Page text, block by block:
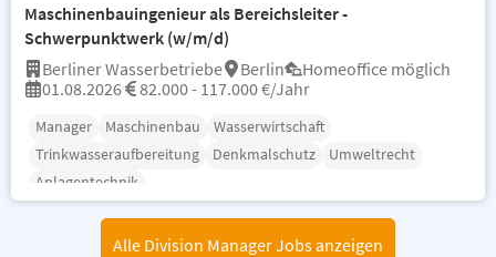
Maschinenbauingenieur als Bereichsleiter -
Schwerpunktwerk (w/m/d)
Berliner Wasserbetriebe
Berlin
Homeoffice möglich
01.08.2026
82.000 - 117.000 €/Jahr
Manager Maschinenbau
Wasserwirtschaft
Trinkwasseraufbereitung
Denkmalschutz
Umweltrecht
Anlagentechnik
Alle Division Manager Jobs anzeigen